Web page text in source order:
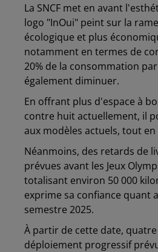
La SNCF met en avant
logo "InOui" peint sur la
écologique et plus
notamment en termes de
20% de la consommation
également diminuer.
En offrant plus d'espace à
contre huit actuellement, il
aux modèles actuels, tout
Néanmoins, des retards de
prévues avant les Jeux
totalisant environ 50 000
exprime sa confiance quant
semestre 2025.
À partir de cette date,
déploiement progressif